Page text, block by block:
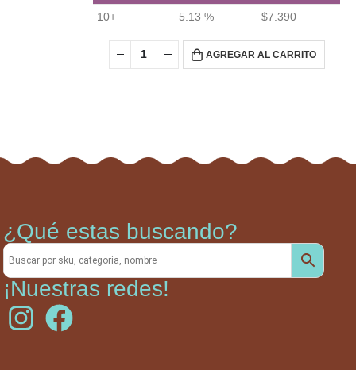
10+
5.13 % $7.390
AGREGAR AL CARRITO
¿Qué estas buscando?
¡Nuestras redes!